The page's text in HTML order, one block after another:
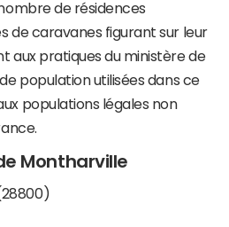
de résidences
de caravanes figurant sur leur
aux pratiques du ministère de
population utilisées dans ce
populations légales non
Montharville